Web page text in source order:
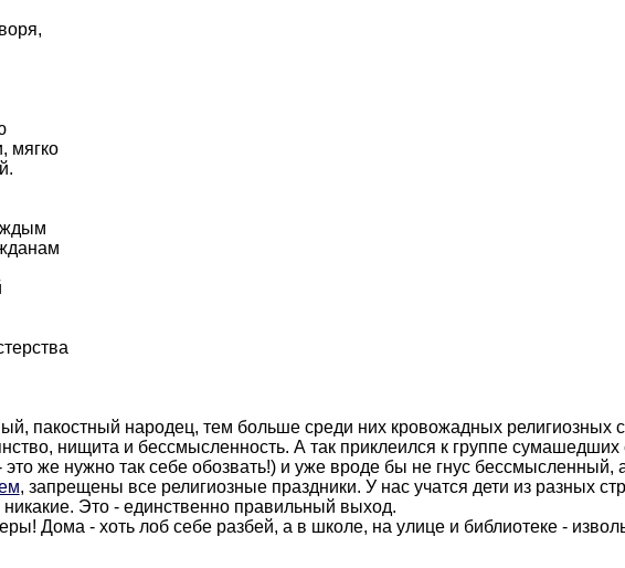
мягко
пакостный народец, тем больше среди них кровожадных религиозных
нищита и бессмысленность. А так приклеился к группе
это же нужно так себе обозвать!) и уже вроде бы не гнус бессмысленный,
, запрещены все религиозные праздники. У нас учатся дети из разных
Это - единственно правильный выход.
Дома - хоть лоб себе разбей, а в школе, на улице и библиотеке -